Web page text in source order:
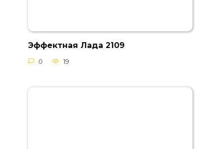
Эффектная Лада 2109
0 19